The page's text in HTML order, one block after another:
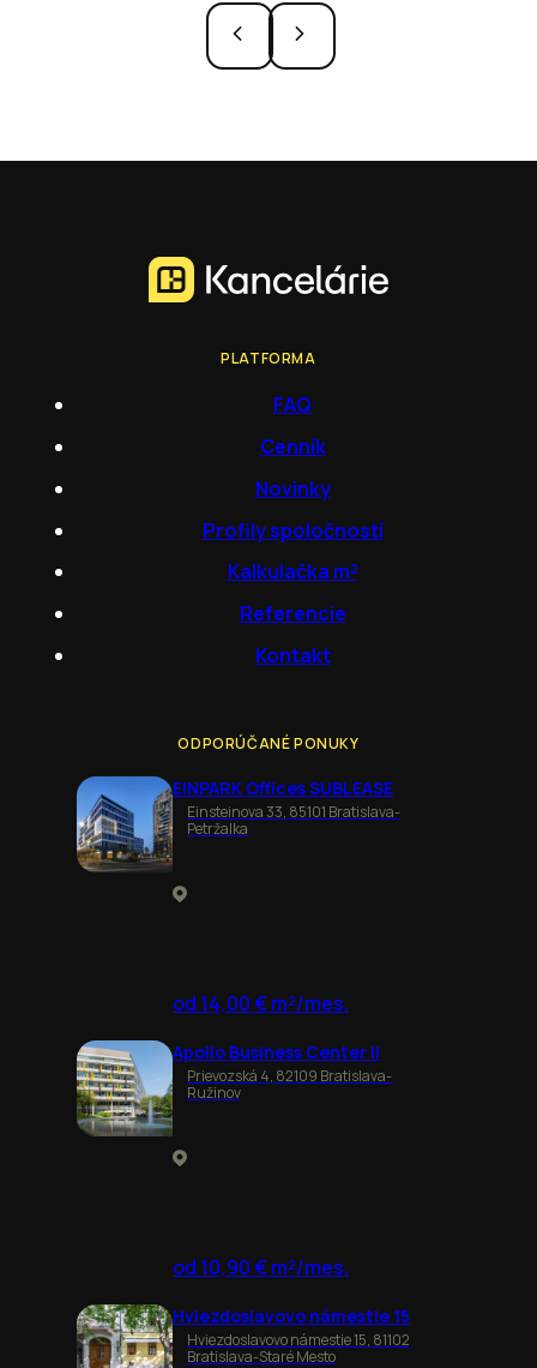
PLATFORMA
FAQ
Cenník
Novinky
Profily spoločností
Kalkulačka m²
Referencie
Kontakt
ODPORÚČANÉ PONUKY
EINPARK Offices SUBLEASE
Einsteinova 33, 85101 Bratislava-
Petržalka
od 14,00 € m²/mes.
Apollo Business Center II
Prievozská 4, 82109 Bratislava-
Ružinov
od 10,90 € m²/mes.
Hviezdoslavovo námestie 15
Hviezdoslavovo námestie 15, 81102
Bratislava-Staré Mesto